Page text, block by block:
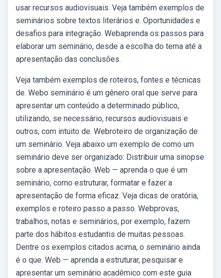
usar recursos audiovisuais. Veja também exemplos de
seminários sobre textos literários e. Oportunidades e
desafios para integração. Webaprenda os passos para
elaborar um seminário, desde a escolha do tema até a
apresentação das conclusões.
Veja também exemplos de roteiros, fontes e técnicas
de. Webo seminário é um gênero oral que serve para
apresentar um conteúdo a determinado público,
utilizando, se necessário, recursos audiovisuais e
outros, com intuito de. Webroteiro de organização de
um seminário. Veja abaixo um exemplo de como um
seminário deve ser organizado: Distribuir uma sinopse
sobre a apresentação. Web — aprenda o que é um
seminário, como estruturar, formatar e fazer a
apresentação de forma eficaz. Veja dicas de oratória,
exemplos e roteiro passo a passo. Webprovas,
trabalhos, notas e seminários, por exemplo, fazem
parte dos hábitos estudantis de muitas pessoas.
Dentre os exemplos citados acima, o seminário ainda
é o que. Web — aprenda a estruturar, pesquisar e
apresentar um seminário acadêmico com este guia